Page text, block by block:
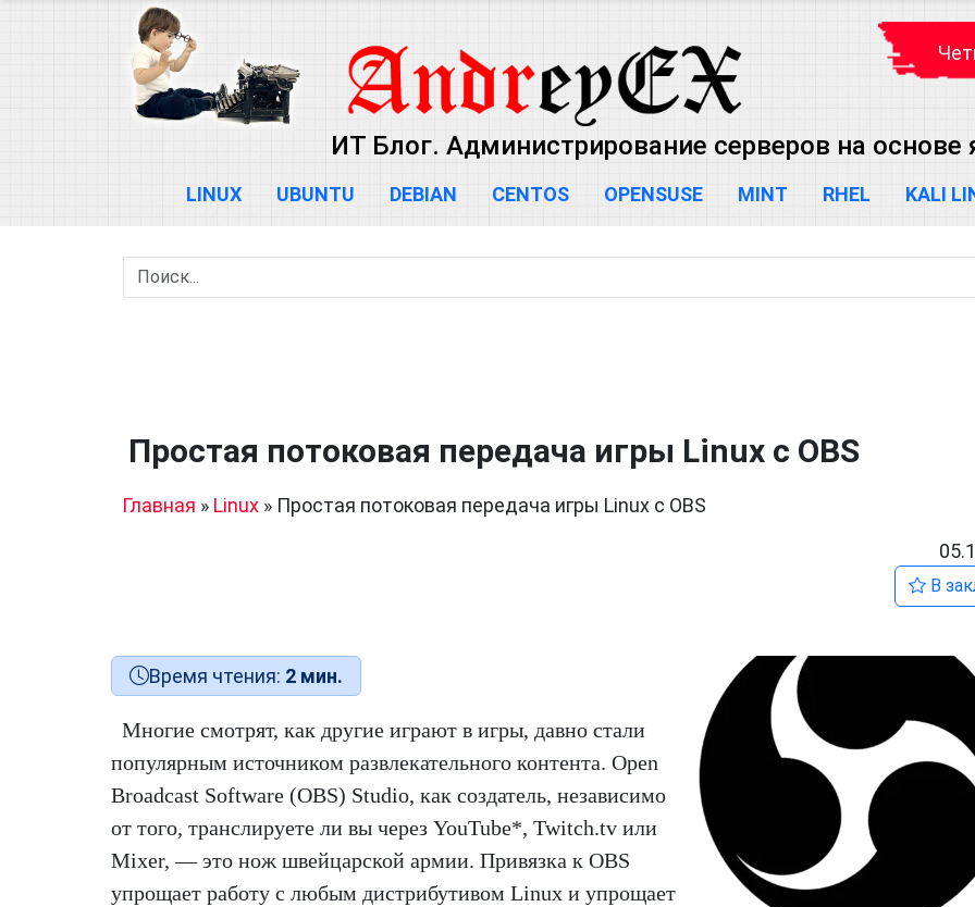
ИТ Блог. Администрирование серверов на основе
LINUX UBUNTU DEBIAN CENTOS OPENSUSE MINT RHEL KALI
Простая потоковая передача игры Linux с OBS
Главная » Linux » Простая потоковая передача игры Linux с OBS
В
Время чтения: 2 мин.
Многие смотрят, как другие играют в игры, давно стали
популярным источником развлекательного контента. Open
Broadcast Software (OBS) Studio, как создатель, независимо
от того, транслируете ли вы через YouTube*, Twitch.tv или
Mixer, — это нож швейцарской армии. Привязка к OBS
упрощает работу с любым дистрибутивом Linux и упрощает